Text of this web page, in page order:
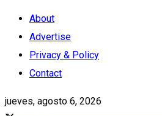
About
Advertise
Privacy & Policy
Contact
jueves, agosto 6, 2026